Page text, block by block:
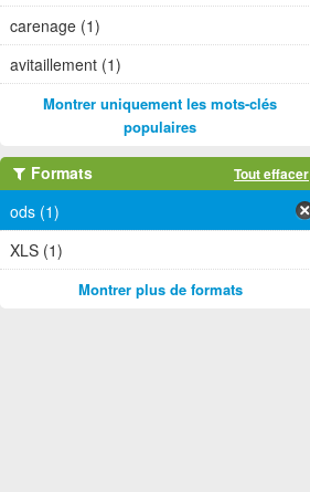
carenage (1)
avitaillement (1)
Montrer uniquement les mots-clés
populaires
Formats Tout effacer
ods (1)
XLS (1)
Montrer plus de formats